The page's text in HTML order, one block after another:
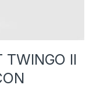
TWINGO II